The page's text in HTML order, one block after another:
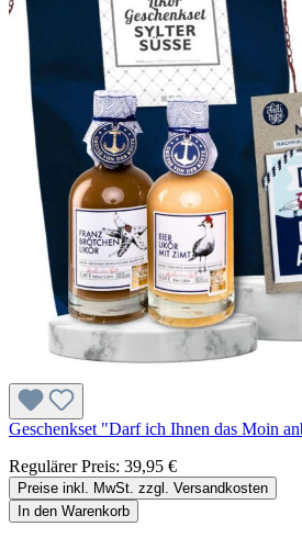
Geschenkset "Darf ich Ihnen das Moin
Regulärer Preis: 39,95 €
Preise inkl. MwSt. zzgl. Versandkosten
In den Warenkorb